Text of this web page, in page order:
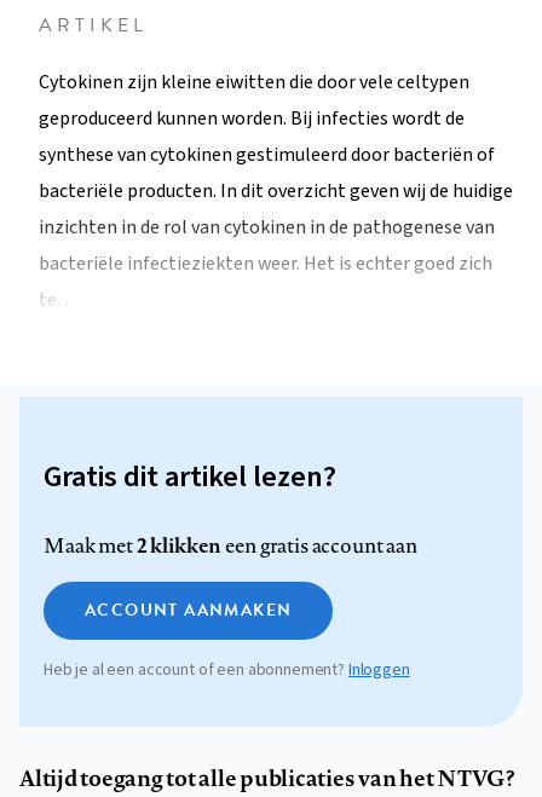
ARTIKEL
Cytokinen zijn kleine eiwitten die door vele celtypen
geproduceerd kunnen worden. Bij infecties wordt de
synthese van cytokinen gestimuleerd door bacteriën of
bacteriële producten. In dit overzicht geven wij de huidige
inzichten in de rol van cytokinen in de pathogenese van
bacteriële infectieziekten weer. Het is echter goed zich
te…
Gratis dit artikel lezen?
Maak met2 klikkeneen gratis account aan
ACCOUNT AANMAKEN
Heb je al een account of een abonnement? Inloggen
Altijd toegang tot alle publicaties van het NTVG?